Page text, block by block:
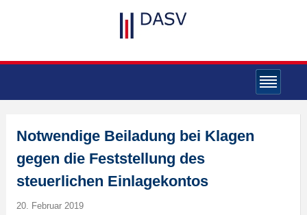
Notwendige Beiladung bei Klagen
gegen die Feststellung des
steuerlichen Einlagekontos
20. Februar 2019